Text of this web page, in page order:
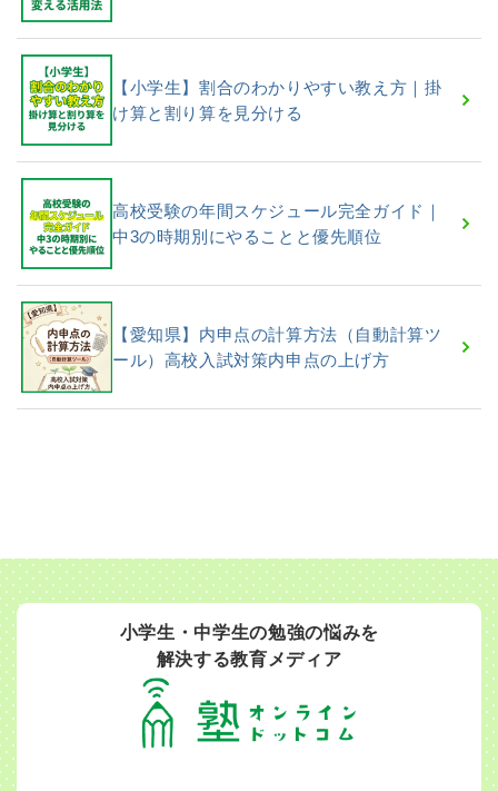
【小学生】割合のわかりやすい教え方｜掛
け算と割り算を見分ける
高校受験の年間スケジュール完全ガイド｜
中3の時期別にやることと優先順位
【愛知県】内申点の計算方法（自動計算ツ
ール）高校入試対策内申点の上げ方
小学生・中学生の勉強の悩みを
解決する教育メディア